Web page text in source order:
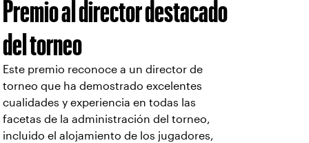
Premio al director destacado
del torneo
Este premio reconoce a un director de
torneo que ha demostrado excelentes
cualidades y experiencia en todas las
facetas de la administración del torneo,
incluido el alojamiento de los jugadores,